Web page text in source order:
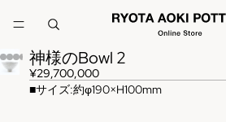
神様のBowl 2
¥29,700,000
■サイズ:約φ190×H100mm